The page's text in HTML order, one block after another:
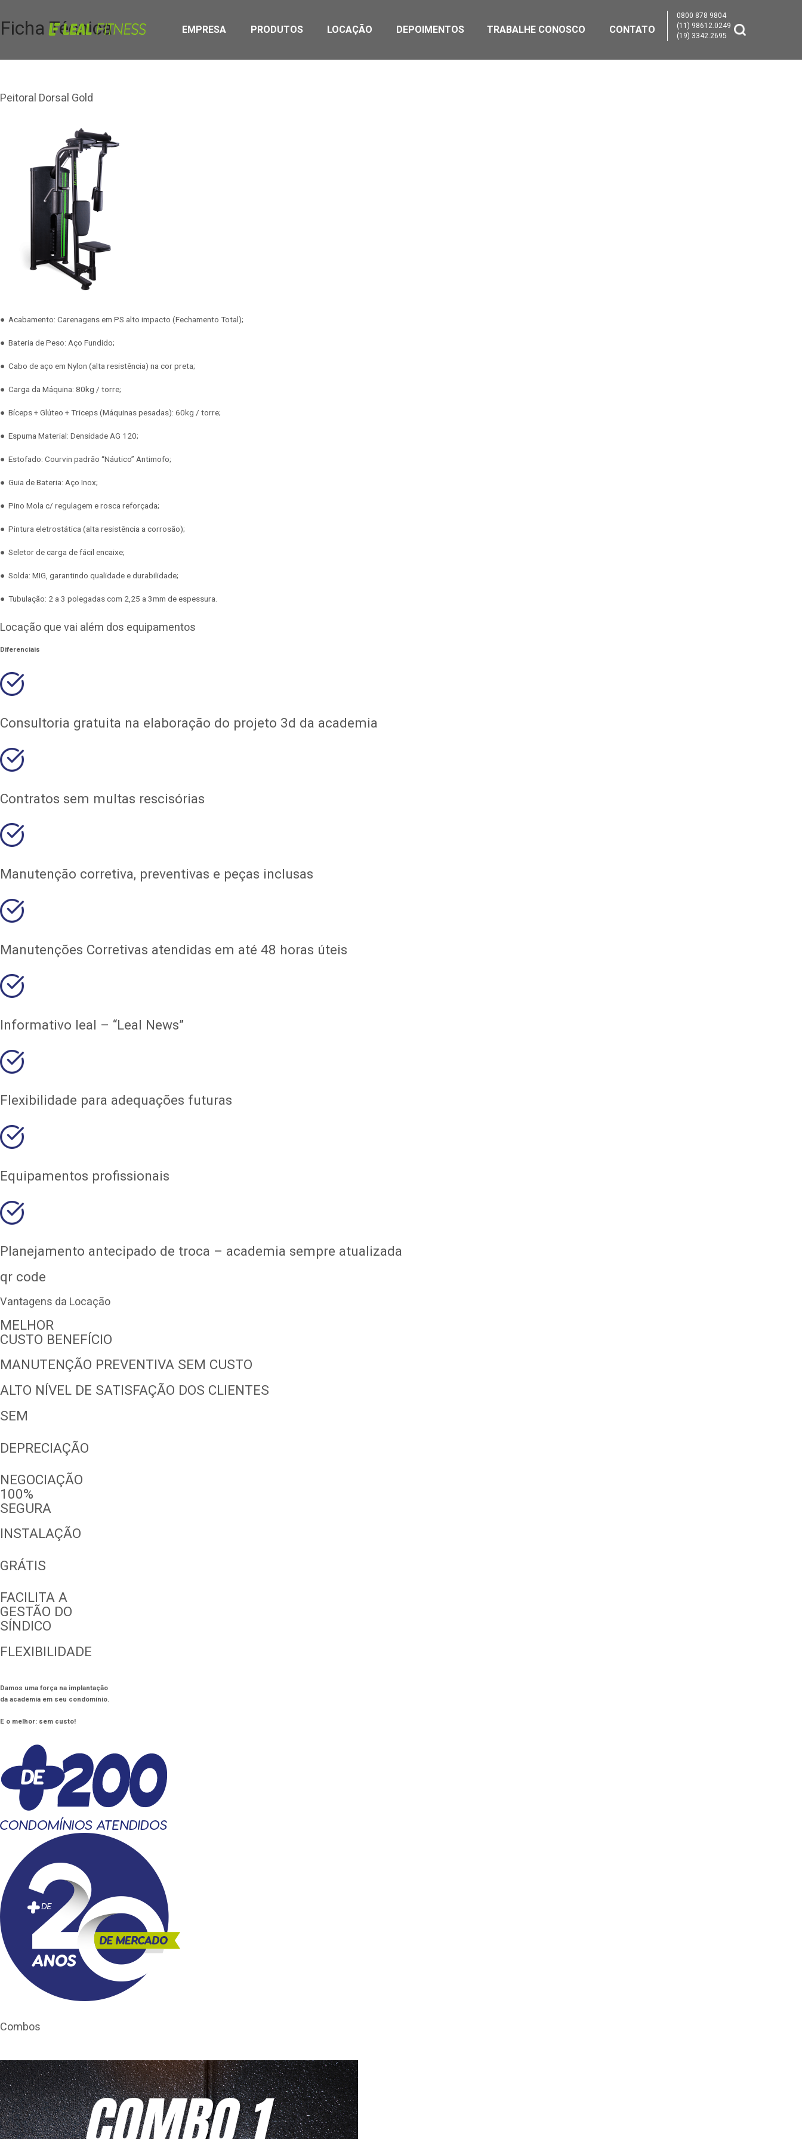
EMPRESA PRODUTOS LOCAÇÃO DEPOIMENTOS TRABALHE CONOSCO CONTATO
0800 878 9804
(11) 98612.0249
(19) 3342.2695
Ficha Técnica
Peitoral Dorsal Gold
● Acabamento: Carenagens em PS alto impacto (Fechamento Total);
● Bateria de Peso: Aço Fundido;
● Cabo de aço em Nylon (alta resistência) na cor preta;
● Carga da Máquina: 80kg / torre;
● Bíceps + Glúteo + Triceps (Máquinas pesadas): 60kg / torre;
● Espuma Material: Densidade AG 120;
● Estofado: Courvin padrão “Náutico” Antimofo;
● Guia de Bateria: Aço Inox;
● Pino Mola c/ regulagem e rosca reforçada;
● Pintura eletrostática (alta resistência a corrosão);
● Seletor de carga de fácil encaixe;
● Solda: MIG, garantindo qualidade e durabilidade;
● Tubulação: 2 a 3 polegadas com 2,25 a 3mm de espessura.
Locação que vai além dos equipamentos
Diferenciais
Consultoria gratuita na elaboração do projeto 3d da academia
Contratos sem multas rescisórias
Manutenção corretiva, preventivas e peças inclusas
Manutenções Corretivas atendidas em até 48 horas úteis
Informativo leal – “Leal News”
Flexibilidade para adequações futuras
Equipamentos profissionais
Planejamento antecipado de troca – academia sempre atualizada
qr code
Vantagens da Locação
MELHOR
CUSTO BENEFÍCIO
MANUTENÇÃO PREVENTIVA SEM CUSTO
ALTO NÍVEL DE SATISFAÇÃO DOS CLIENTES
SEM
DEPRECIAÇÃO
NEGOCIAÇÃO
100%
SEGURA
INSTALAÇÃO
GRÁTIS
FACILITA A
GESTÃO DO
SÍNDICO
FLEXIBILIDADE
Damos uma força na implantação
da academia em seu condomínio.
E o melhor: sem custo!
Combos